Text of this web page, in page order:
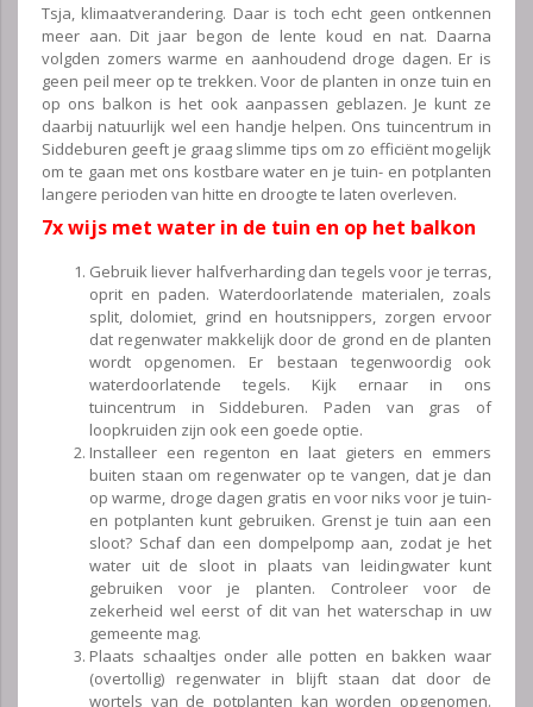
Tsja, klimaatverandering. Daar is toch echt geen ontkennen
meer aan. Dit jaar begon de lente koud en nat. Daarna
volgden zomers warme en aanhoudend droge dagen. Er is
geen peil meer op te trekken. Voor de planten in onze tuin en
op ons balkon is het ook aanpassen geblazen. Je kunt ze
daarbij natuurlijk wel een handje helpen. Ons tuincentrum in
Siddeburen geeft je graag slimme tips om zo efficiënt mogelijk
om te gaan met ons kostbare water en je tuin- en potplanten
langere perioden van hitte en droogte te laten overleven.
7x wijs met water in de tuin en op het balkon
Gebruik liever halfverharding dan tegels voor je terras,
oprit en paden. Waterdoorlatende materialen, zoals
split, dolomiet, grind en houtsnippers, zorgen ervoor
dat regenwater makkelijk door de grond en de planten
wordt opgenomen. Er bestaan tegenwoordig ook
waterdoorlatende tegels. Kijk ernaar in ons
tuincentrum in Siddeburen. Paden van gras of
loopkruiden zijn ook een goede optie.
Installeer een regenton en laat gieters en emmers
buiten staan om regenwater op te vangen, dat je dan
op warme, droge dagen gratis en voor niks voor je tuin-
en potplanten kunt gebruiken. Grenst je tuin aan een
sloot? Schaf dan een dompelpomp aan, zodat je het
water uit de sloot in plaats van leidingwater kunt
gebruiken voor je planten. Controleer voor de
zekerheid wel eerst of dit van het waterschap in uw
gemeente mag.
Plaats schaaltjes onder alle potten en bakken waar
(overtollig) regenwater in blijft staan dat door de
wortels van de potplanten kan worden opgenomen.